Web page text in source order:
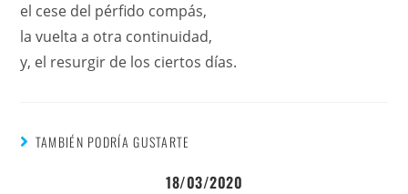
el cese del pérfido compás,
la vuelta a otra continuidad,
y, el resurgir de los ciertos días.
TAMBIÉN PODRÍA GUSTARTE
18/03/2020